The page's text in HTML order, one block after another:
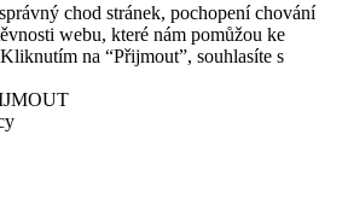
chod stránek, pochopení chování
webu, které nám pomůžou ke
na “Přijmout”, souhlasíte s